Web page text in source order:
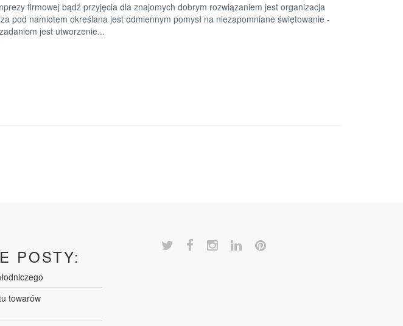
firmowej bądź przyjęcia dla znajomych dobrym rozwiązaniem jest organizacja
pod namiotem określana jest odmiennym pomysł na niezapomniane świętowanie -
jest utworzenie...
POSTY:
towarów